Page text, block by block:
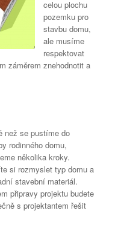
celou plochu
pozemku pro
stavbu domu,
ale musíme
respektovat
záměrem znehodnotit a
než se pustíme do
rodinného domu,
několika kroky.
si rozmyslet typ domu a
stavební materiál.
připravy projektu budete
s projektantem řešit